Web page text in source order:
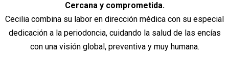
Cercana y comprometida.
Cecilia combina su labor en dirección médica con su especial
dedicación a la periodoncia, cuidando la salud de las encías
con una visión global, preventiva y muy humana.